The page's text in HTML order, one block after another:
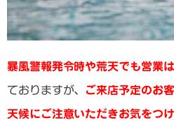
暴風警報発令時や荒天でも営業
ておりますが、 ご来店予定のお
天候にご注意いただきお気をつ